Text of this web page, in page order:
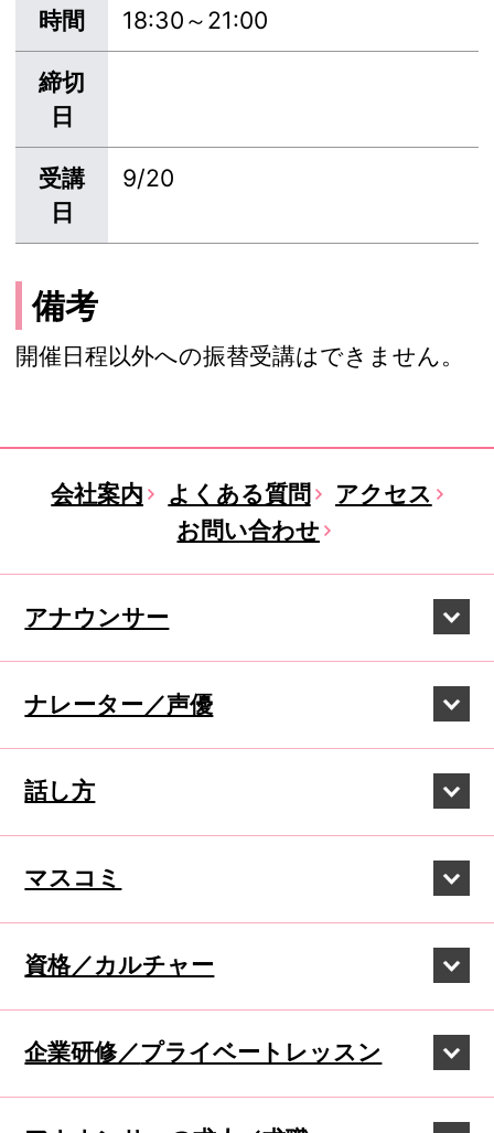
時間 18:30～21:00
締切
日
受講
日
9/20
備考
開催日程以外への振替受講はできません。
会社案内 よくある質問
アクセス
お問い合わせ
アナウンサー
ナレーター／声優
話し方
マスコミ
資格／カルチャー
企業研修／プライベートレッスン